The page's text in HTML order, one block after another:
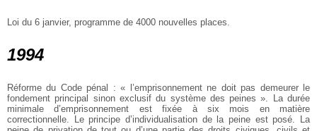
Loi du 6 janvier, programme de 4000 nouvelles places.
1994
Réforme du Code pénal : « l’emprisonnement ne doit pas demeurer le
fondement principal sinon exclusif du système des peines ». La durée
minimale d’emprisonnement est fixée à six mois en matière
correctionnelle. Le principe d’individualisation de la peine est posé. La